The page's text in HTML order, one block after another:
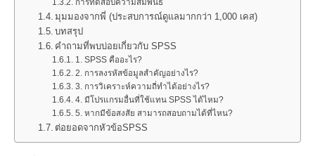
มุมมองจากพี่ (ประสบการณ์ดูแลมากกว่า 1,000 เคส)
บทสรุป
คำถามที่พบบ่อยเกี่ยวกับ SPSS
1. SPSS คืออะไร?
2. การลงรหัสข้อมูลสำคัญอย่างไร?
3. การวิเคราะห์ความถี่ทำได้อย่างไร?
4. มีโปรแกรมอื่นที่ใช้แทน SPSS ได้ไหม?
5. หากมีข้อสงสัย สามารถสอบถามได้ที่ไหน?
ต่อยอดจากหัวข้อSPSS